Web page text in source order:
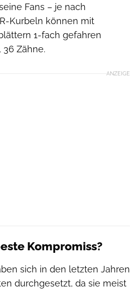
Fans – je nach
Kurbeln können mit
1-fach gefahren
36 Zähne.
ANZEIGE
Kompromiss?
sich in den letzten Jahren
durchgesetzt, da sie meist